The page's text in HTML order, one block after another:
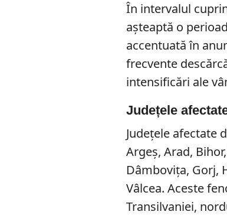
În intervalul
așteaptă o
accentuată în
frecvente
intensificări ale
Județele
Județele afectate
Argeș, Arad,
Dâmbovița, Gorj,
Vâlcea. Aceste
Transilvaniei,